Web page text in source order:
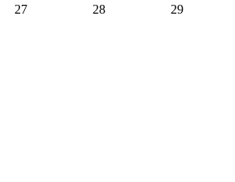
27 28 29